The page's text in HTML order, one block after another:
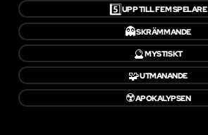
5️⃣UPP TILL FEM SPELARE
👻SKRÄMMANDE
🔮MYSTISKT
🧩UTMANANDE
☢️APOKALYPSEN